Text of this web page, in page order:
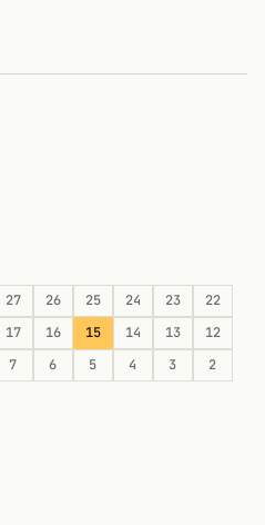
27 26 25 24 23
22
17 16 15 14 13
12
7 6 5 4 3
2